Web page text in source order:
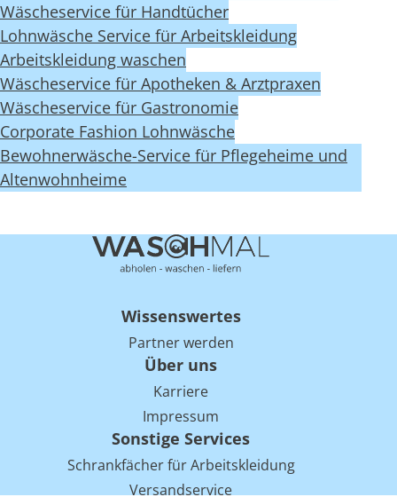
Wäscheservice für Handtücher
Lohnwäsche Service für Arbeitskleidung
Arbeitskleidung waschen
Wäscheservice für Apotheken & Arztpraxen
Wäscheservice für Gastronomie
Corporate Fashion Lohnwäsche
Bewohnerwäsche-Service für Pflegeheime und
Altenwohnheime
Wissenswertes
Partner werden
Über uns
Karriere
Impressum
Sonstige Services
Schrankfächer für Arbeitskleidung
Versandservice